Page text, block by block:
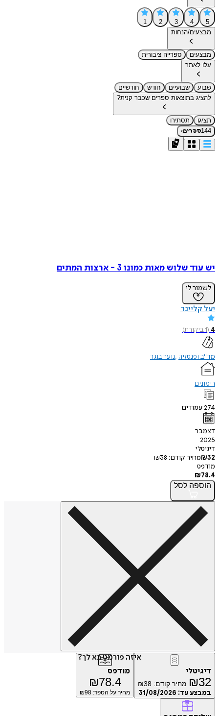
5
4
3
2
1
מבצעים/הנחות
מבצעים
ספרייה ציבורית
עלו לאתר
שבוע שבועיים חודש
חודשיים
להציג בתוצאות ספרים שכבר קנית?
תציגו
תסתירו
144ספרים›
יש עוד שלוש מאות כמונו 3 - ארצות המתים
לשמור לי
יעל קליינר
4
(
1ביקורת)
מד"ב ופנטזיה נוער בוגר
רימונים
274עמודים
דצמבר
2025
דיגיטלי
₪32 מחיר קודם: ₪38
מודפס
₪78.4
הוספה לסל
איזה פורמט בא לך?
דיגיטלי
₪32 מחיר קודם: ₪38
במבצע עד: 31/08/2026
מודפס
₪78.4
מחיר על הספר: ₪ 98